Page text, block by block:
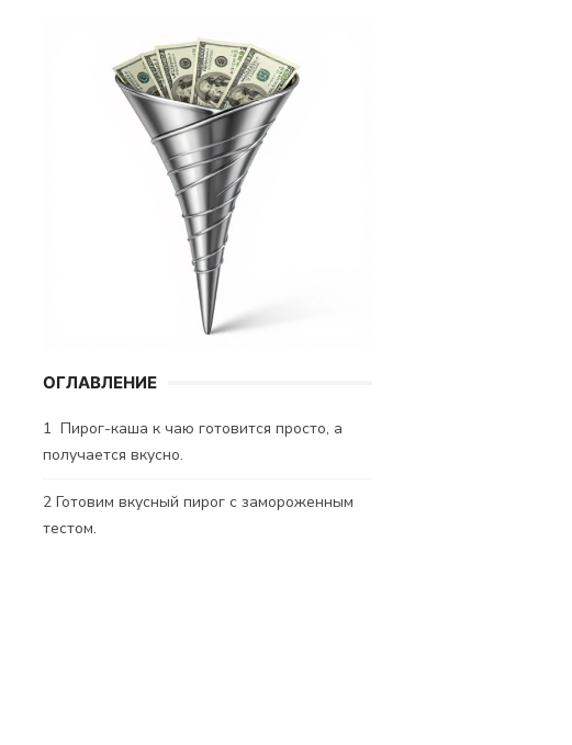
ОГЛАВЛЕНИЕ
1 Пирог-каша к чаю готовится просто, а
получается вкусно.
2 Готовим вкусный пирог с замороженным
тестом.